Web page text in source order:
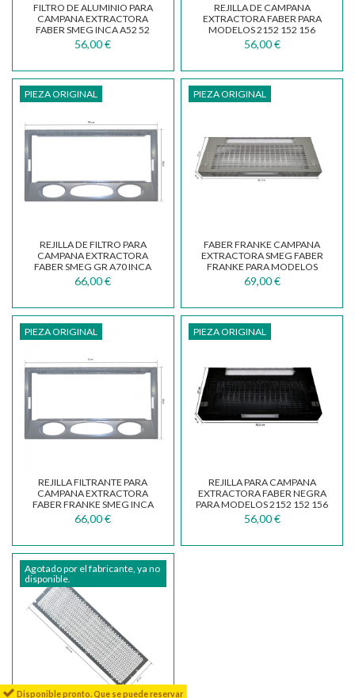
FILTRO DE ALUMINIO PARA
CAMPANA EXTRACTORA
FABER SMEG INCA A52 52
INCA 133.0018.350
56,00 €
REJILLA DE CAMPANA
EXTRACTORA FABER PARA
MODELOS 2152 152 156
133.0068.085
56,00 €
PIEZA ORIGINAL
REJILLA DE FILTRO PARA
CAMPANA EXTRACTORA
FABER SMEG GR A70 INCA
133.0065.672
66,00 €
PIEZA ORIGINAL
FABER FRANKE CAMPANA
EXTRACTORA SMEG FABER
FRANKE PARA MODELOS
2156 133.0068.086
69,00 €
PIEZA ORIGINAL
REJILLA FILTRANTE PARA
CAMPANA EXTRACTORA
FABER FRANKE SMEG INCA
70 133.0065.579
66,00 €
PIEZA ORIGINAL
REJILLA PARA CAMPANA
EXTRACTORA FABER NEGRA
PARA MODELOS 2152 152 156
133.0067.834
56,00 €
Agotado por el fabricante, ya no
disponible.
Disponible pronto. Que se puede reservar